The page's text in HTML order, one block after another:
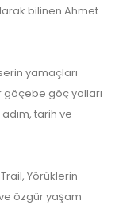
bilinen Ahmet
yamaçları
göçebe göç yolları
tarih ve
Yörüklerin
özgür yaşam